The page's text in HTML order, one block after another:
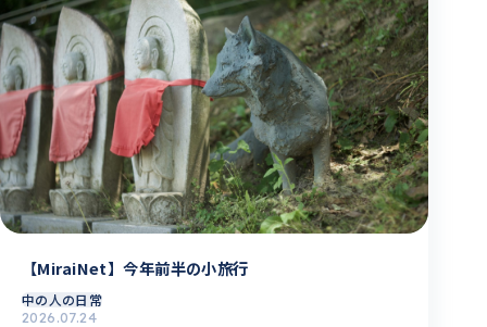
【MiraiNet】今年前半の小旅行
中の人の日常
2026.07.24